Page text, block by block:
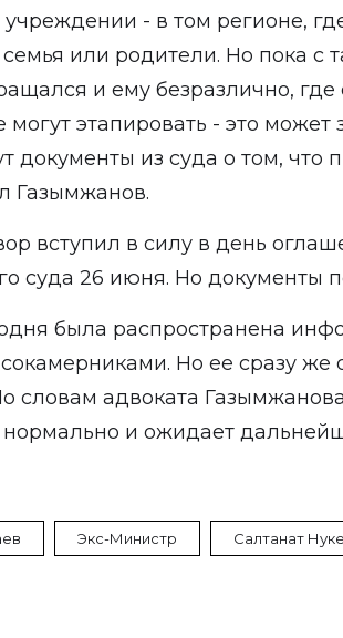
- в том регионе,
или родители. Но пока с
и ему безразлично, где
могут этапировать - это может
документы из суда о том, что
Газымжанов.
вступил в силу в день
суда 26 июня. Но документы
была распространена
Но ее сразу же
словам адвоката
нормально и ожидает
Экс-Министр Салтанат